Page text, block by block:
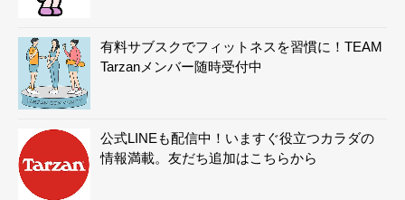
有料サブスクでフィットネスを習慣に！TEAM
Tarzanメンバー随時受付中
公式LINEも配信中！いますぐ役立つカラダの
情報満載。友だち追加はこちらから